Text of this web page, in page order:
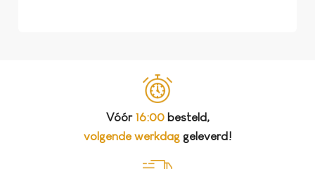
Vóór 16:00besteld,
volgende werkdaggeleverd!